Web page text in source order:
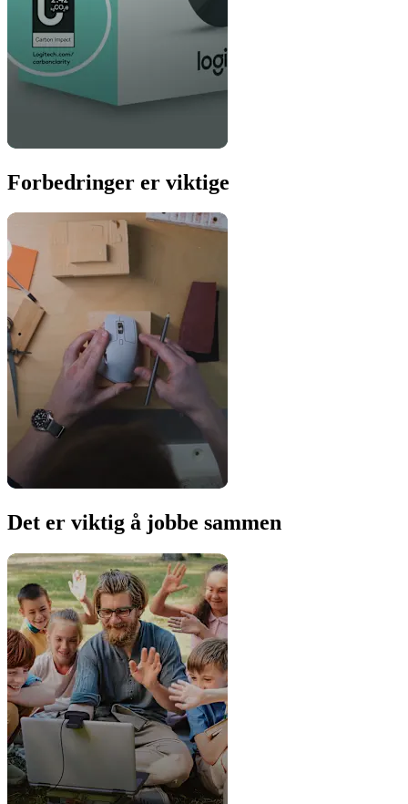
Forbedringer er viktige
Det er viktig å jobbe sammen